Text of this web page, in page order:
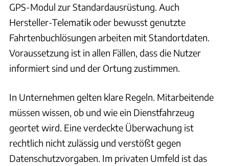
GPS-Modul zur Standardausrüstung. Auch
Hersteller-Telematik oder bewusst genutzte
Fahrtenbuchlösungen arbeiten mit Standortdaten.
Voraussetzung ist in allen Fällen, dass die Nutzer
informiert sind und der Ortung zustimmen.
In Unternehmen gelten klare Regeln. Mitarbeitende
müssen wissen, ob und wie ein Dienstfahrzeug
geortet wird. Eine verdeckte Überwachung ist
rechtlich nicht zulässig und verstößt gegen
Datenschutzvorgaben. Im privaten Umfeld ist das